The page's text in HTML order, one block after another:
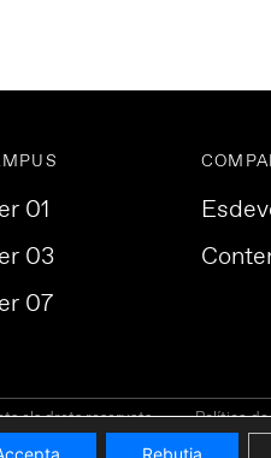
01
03
07
els drets reservats. Política
Rebutja